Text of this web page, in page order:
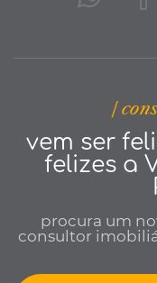
|
vem ser
felizes a
procura um
consultor